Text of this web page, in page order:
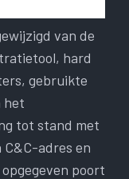
van de
hard
gebruikte
het
tot stand met
adres en
poort